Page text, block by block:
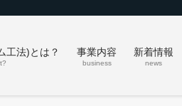
工法)とは？ 事業内容
business
新着情報
news